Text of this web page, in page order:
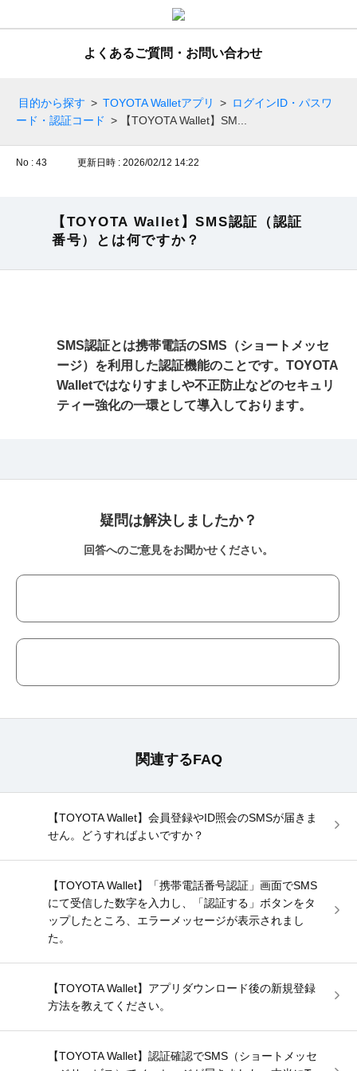
よくあるご質問・お問い合わせ
目的から探す > TOYOTA Walletアプリ > ログインID・パスワ
ード・認証コード > 【TOYOTA Wallet】SM...
No : 43 更新日時 : 2026/02/12 14:22
【TOYOTA Wallet】SMS認証（認証
番号）とは何ですか？
SMS認証とは携帯電話のSMS（ショートメッセ
ージ）を利用した認証機能のことです。TOYOTA
Walletではなりすましや不正防止などのセキュリ
ティー強化の一環として導入しております。
疑問は解決しましたか？
回答へのご意見をお聞かせください。
関連するFAQ
【TOYOTA Wallet】会員登録やID照会のSMSが届きま
せん。どうすればよいですか？
【TOYOTA Wallet】「携帯電話番号認証」画面でSMS
にて受信した数字を入力し、「認証する」ボタンをタ
ップしたところ、エラーメッセージが表示されまし
た。
【TOYOTA Wallet】アプリダウンロード後の新規登録
方法を教えてください。
【TOYOTA Wallet】認証確認でSMS（ショートメッセ